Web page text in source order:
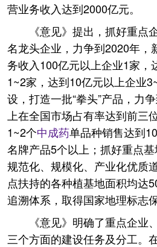
营业务收入达到2000亿元。
《意见》提出，抓好重点
名龙头企业，力争到2020年，
务收入100亿元以上企业1家，
1~2家，达到10亿元以上企业
设，打造一批“拳头”产品，力
上在全国市场占有率达到前三
1~2个中成药单品种销售达到
名牌产品5个以上；抓好重点
规范化、规模化、产业化优质
点扶持的各种植基地面积均达
追溯体系，取得国家地理标志
《意见》明确了重点企业
三个方面的建设任务及分工。